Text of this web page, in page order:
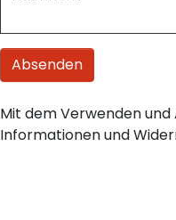
Absenden
Mit dem Verwenden
Informationen und